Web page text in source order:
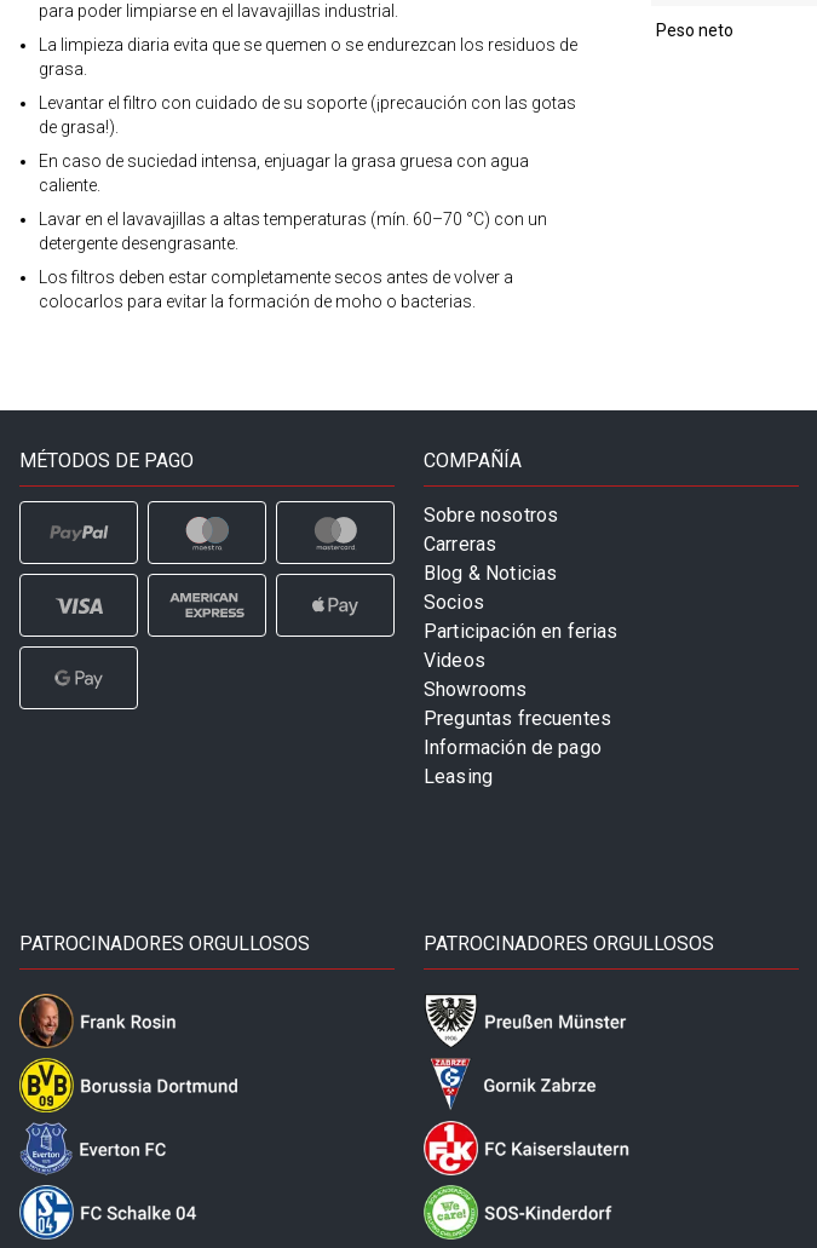
para poder limpiarse en el lavavajillas industrial.
La limpieza diaria evita que se quemen o se endurezcan los residuos de
grasa.
Levantar el filtro con cuidado de su soporte (¡precaución con las gotas
de grasa!).
En caso de suciedad intensa, enjuagar la grasa gruesa con agua
caliente.
Lavar en el lavavajillas a altas temperaturas (mín. 60–70 °C) con un
detergente desengrasante.
Los filtros deben estar completamente secos antes de volver a
colocarlos para evitar la formación de moho o bacterias.
Peso neto
MÉTODOS DE PAGO COMPAÑÍA
Sobre nosotros
Carreras
Blog & Noticias
Socios
Participación en ferias
Videos
Showrooms
Preguntas frecuentes
Información de pago
Leasing
PATROCINADORES ORGULLOSOS PATROCINADORES ORGULLOSOS